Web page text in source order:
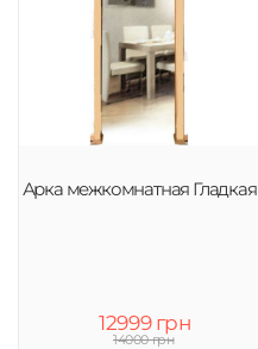
Арка межкомнатная Гладкая
12999 грн
14000 грн